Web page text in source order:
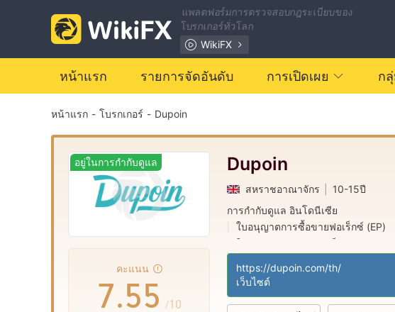
แพลตฟอร์มการตรวจสอบกฎระเบียบของ
โบรกเกอร์ทั่วโลก
WikiFX
หน้าแรก รายการจัดอันดับ การเปิดเผย ก
หน้าแรก - โบรกเกอร์ - Dupoin
อยู่ในการกำกับดูแล
คะแนน
1
2
3
4
5
6
7.
0
1
2
3
4
5
0
1
2
3
4
5 /10
Dupoin
สหราชอาณาจักร
10-15ปี
การกำกับดูแล อินโดนีเซีย
ใบอนุญาตการซื้อขายฟอเร็กซ์ (EP)
https://dupoin.com/th/
เว็บไซต์